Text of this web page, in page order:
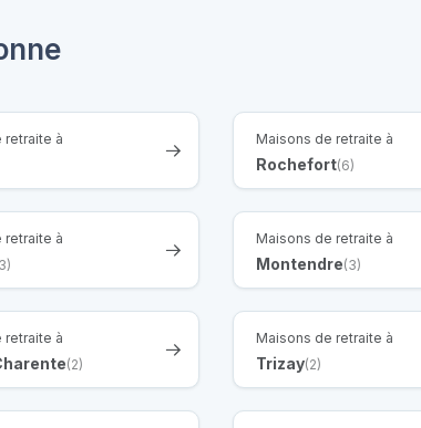
retraite à Maisons de retraite à
Rochefort(6)
retraite à Maisons de retraite à
Montendre(3)
retraite à
(2)
Maisons de retraite à
Trizay(2)